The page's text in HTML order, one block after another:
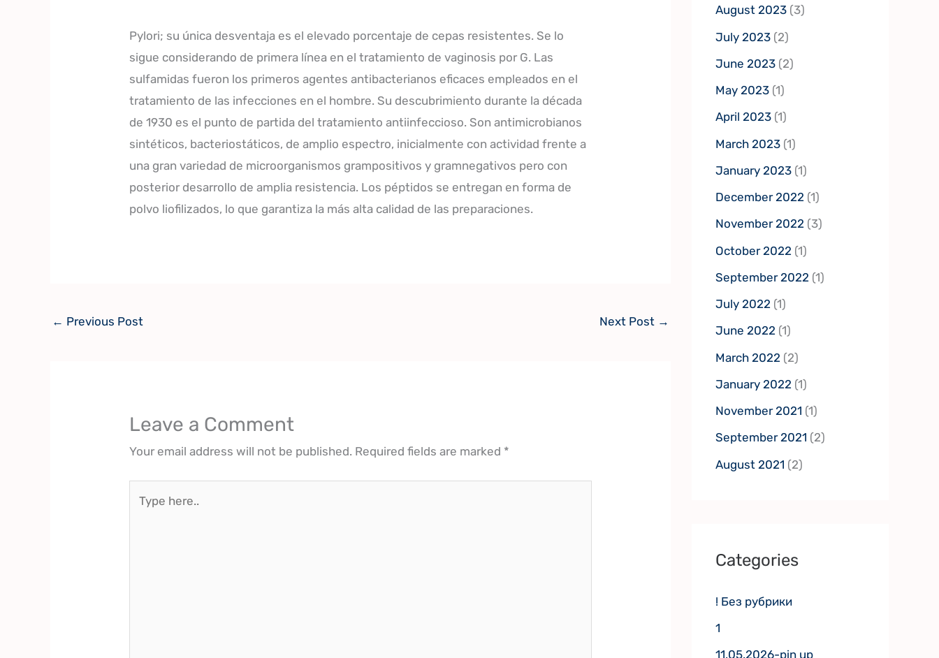
Pylori; su única desventaja es el elevado porcentaje de cepas resistentes. Se lo
sigue considerando de primera línea en el tratamiento de vaginosis por G. Las
sulfamidas fueron los primeros agentes antibacterianos eficaces empleados en el
tratamiento de las infecciones en el hombre. Su descubrimiento durante la década
de 1930 es el punto de partida del tratamiento antiinfeccioso. Son antimicrobianos
sintéticos, bacteriostáticos, de amplio espectro, inicialmente con actividad frente a
una gran variedad de microorganismos grampositivos y gramnegativos pero con
posterior desarrollo de amplia resistencia. Los péptidos se entregan en forma de
polvo liofilizados, lo que garantiza la más alta calidad de las preparaciones.
← Previous Post Next Post →
Leave a Comment
Your email address will not be published. Required fields are marked *
here..
August 2023 (3)
July 2023 (2)
June 2023 (2)
May 2023 (1)
April 2023 (1)
March 2023 (1)
January 2023 (1)
December 2022 (1)
November 2022 (3)
October 2022 (1)
September 2022 (1)
July 2022 (1)
June 2022 (1)
March 2022 (2)
January 2022 (1)
November 2021 (1)
September 2021 (2)
August 2021 (2)
Categories
! Без рубрики
1
11.05.2026-pin up